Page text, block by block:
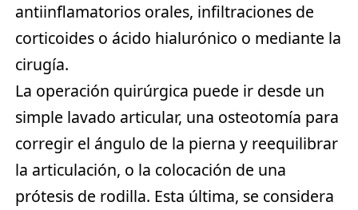
antiinflamatorios orales, infiltraciones de
corticoides o ácido hialurónico o mediante la
cirugía.
La operación quirúrgica puede ir desde un
simple lavado articular, una osteotomía para
corregir el ángulo de la pierna y reequilibrar
la articulación, o la colocación de una
prótesis de rodilla. Esta última, se considera